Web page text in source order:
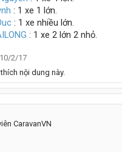
: 1 xe 1 lớn.
: 1 xe nhiều lớn.
: 1 xe 2 lớn 2 nhỏ.
10/2/17
thích nội dung này.
CaravanVN